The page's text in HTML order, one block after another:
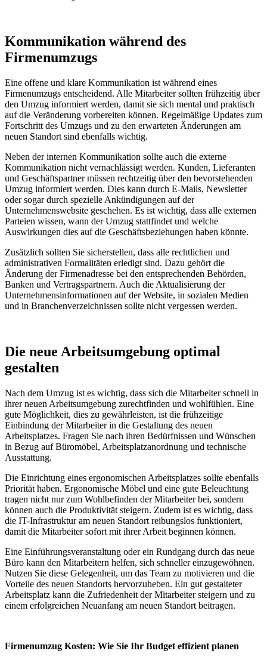
Kommunikation während des
Firmenumzugs
Eine offene und klare Kommunikation ist während eines
Firmenumzugs entscheidend. Alle Mitarbeiter sollten frühzeitig über
den Umzug informiert werden, damit sie sich mental und praktisch
auf die Veränderung vorbereiten können. Regelmäßige Updates zum
Fortschritt des Umzugs und zu den erwarteten Änderungen am
neuen Standort sind ebenfalls wichtig.
Neben der internen Kommunikation sollte auch die externe
Kommunikation nicht vernachlässigt werden. Kunden, Lieferanten
und Geschäftspartner müssen rechtzeitig über den bevorstehenden
Umzug informiert werden. Dies kann durch E-Mails, Newsletter
oder sogar durch spezielle Ankündigungen auf der
Unternehmenswebsite geschehen. Es ist wichtig, dass alle externen
Parteien wissen, wann der Umzug stattfindet und welche
Auswirkungen dies auf die Geschäftsbeziehungen haben könnte.
Zusätzlich sollten Sie sicherstellen, dass alle rechtlichen und
administrativen Formalitäten erledigt sind. Dazu gehört die
Änderung der Firmenadresse bei den entsprechenden Behörden,
Banken und Vertragspartnern. Auch die Aktualisierung der
Unternehmensinformationen auf der Website, in sozialen Medien
und in Branchenverzeichnissen sollte nicht vergessen werden.
Die neue Arbeitsumgebung optimal
gestalten
Nach dem Umzug ist es wichtig, dass sich die Mitarbeiter schnell in
ihrer neuen Arbeitsumgebung zurechtfinden und wohlfühlen. Eine
gute Möglichkeit, dies zu gewährleisten, ist die frühzeitige
Einbindung der Mitarbeiter in die Gestaltung des neuen
Arbeitsplatzes. Fragen Sie nach ihren Bedürfnissen und Wünschen
in Bezug auf Büromöbel, Arbeitsplatzanordnung und technische
Ausstattung.
Die Einrichtung eines ergonomischen Arbeitsplatzes sollte ebenfalls
Priorität haben. Ergonomische Möbel und eine gute Beleuchtung
tragen nicht nur zum Wohlbefinden der Mitarbeiter bei, sondern
können auch die Produktivität steigern. Zudem ist es wichtig, dass
die IT-Infrastruktur am neuen Standort reibungslos funktioniert,
damit die Mitarbeiter sofort mit ihrer Arbeit beginnen können.
Eine Einführungsveranstaltung oder ein Rundgang durch das neue
Büro kann den Mitarbeitern helfen, sich schneller einzugewöhnen.
Nutzen Sie diese Gelegenheit, um das Team zu motivieren und die
Vorteile des neuen Standorts hervorzuheben. Ein gut gestalteter
Arbeitsplatz kann die Zufriedenheit der Mitarbeiter steigern und zu
einem erfolgreichen Neuanfang am neuen Standort beitragen.
Firmenumzug Kosten: Wie Sie Ihr Budget effizient planen